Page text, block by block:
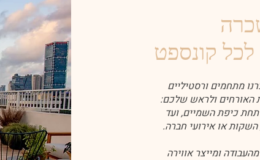
קונספט
מתחמים ורסטיליים
האורחים ולראש שלכם:
תחת כיפת השמיים, ועד
או אירועי חברה.
ומייצר אווירה